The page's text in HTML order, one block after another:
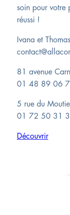
soin pour votre
réussi !
Ivana et Thomas
81 avenue
01 48 89 06
5 rue du
01 72 50 31
Découvrir